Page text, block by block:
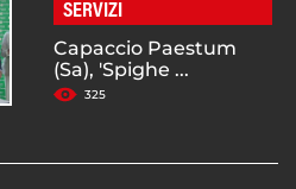
SERVIZI
Capaccio Paestum
(Sa), 'Spighe ...
325